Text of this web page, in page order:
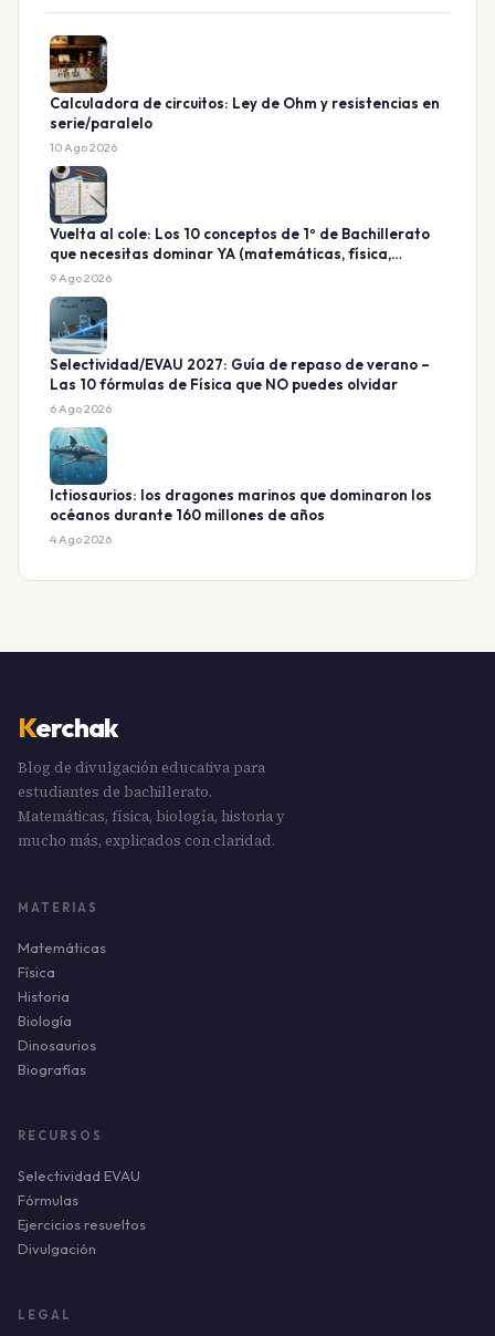
Calculadora de circuitos: Ley de Ohm y resistencias en
serie/paralelo
10 Ago 2026
Vuelta al cole: Los 10 conceptos de 1º de Bachillerato
que necesitas dominar YA (matemáticas, física,
química)
9 Ago 2026
Selectividad/EVAU 2027: Guía de repaso de verano –
Las 10 fórmulas de Física que NO puedes olvidar
6 Ago 2026
Ictiosaurios: los dragones marinos que dominaron los
océanos durante 160 millones de años
4 Ago 2026
Kerchak
Blog de divulgación educativa para
estudiantes de bachillerato.
Matemáticas, física, biología, historia y
mucho más, explicados con claridad.
MATERIAS
Matemáticas
Física
Historia
Biología
Dinosaurios
Biografías
RECURSOS
Selectividad EVAU
Fórmulas
Ejercicios resueltos
Divulgación
LEGAL